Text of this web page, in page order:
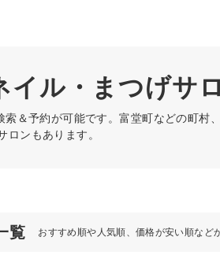
イル・まつげサ
＆予約が可能です。富堂町などの町村
ロンもあります。
覧 おすすめ順や人気順、価格が安い順など